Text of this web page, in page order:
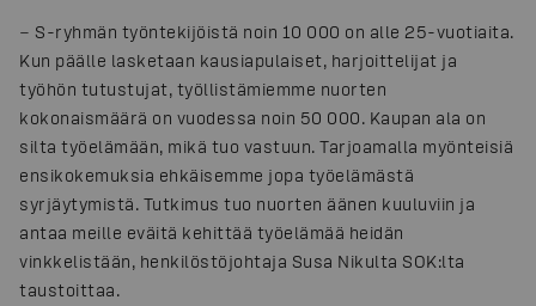
− S-ryhmän työntekijöistä noin 10 000 on alle 25-vuotiaita.
Kun päälle lasketaan kausiapulaiset, harjoittelijat ja
työhön tutustujat, työllistämiemme nuorten
kokonaismäärä on vuodessa noin 50 000. Kaupan ala on
silta työelämään, mikä tuo vastuun. Tarjoamalla myönteisiä
ensikokemuksia ehkäisemme jopa työelämästä
syrjäytymistä. Tutkimus tuo nuorten äänen kuuluviin ja
antaa meille eväitä kehittää työelämää heidän
vinkkelistään, henkilöstöjohtaja Susa Nikulta SOK:lta
taustoittaa.